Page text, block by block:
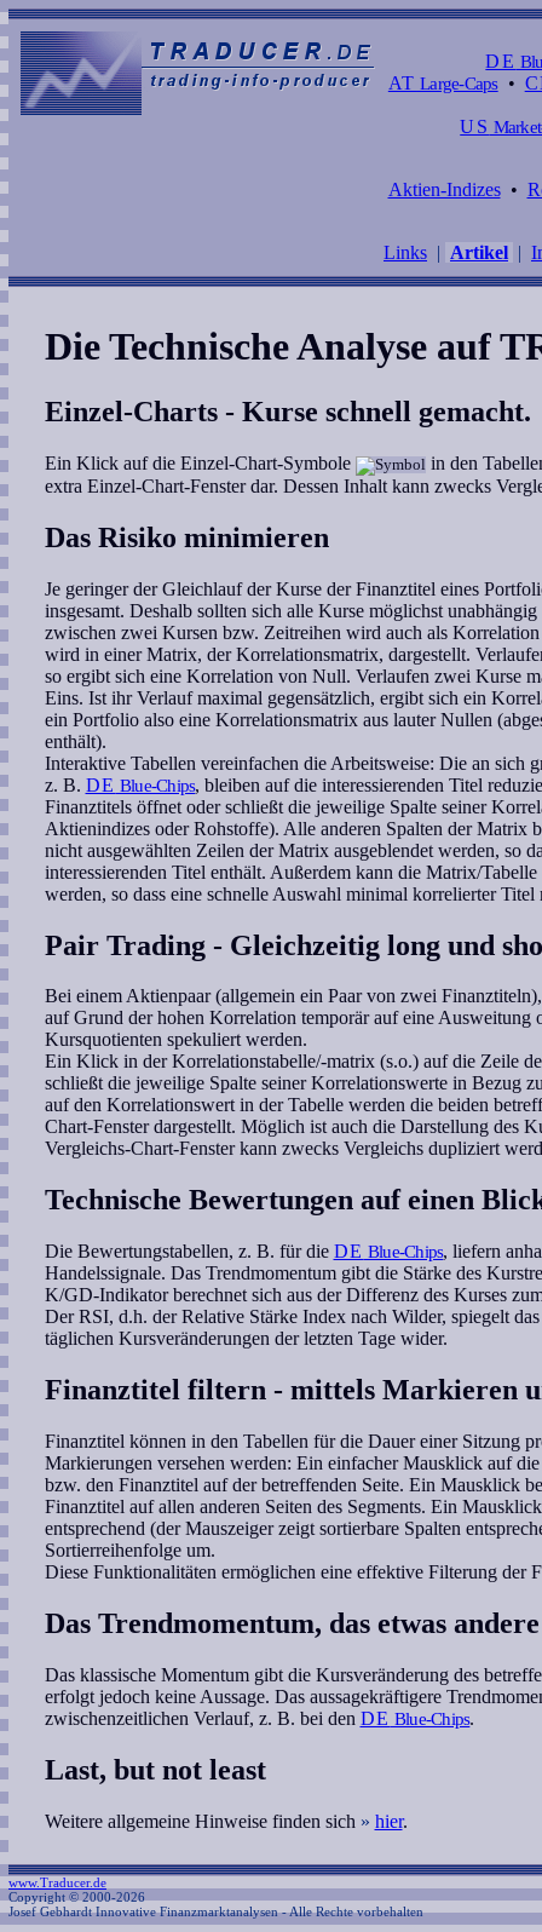
DE
AT Large-Caps•
US
Aktien-Indizes•
Links | Artikel |
Die Technische Analyse auf
Einzel-Charts - Kurse schnell gemacht.
Ein Klick auf die Einzel-Chart-Symbole
in den
extra Einzel-Chart-Fenster dar. Dessen Inhalt kann zwecks
Das Risiko minimieren
Je geringer der Gleichlauf der Kurse der Finanztitel eines
insgesamt. Deshalb sollten sich alle Kurse möglichst
zwischen zwei Kursen bzw. Zeitreihen wird auch als
wird in einer Matrix, der Korrelationsmatrix, dargestellt.
so ergibt sich eine Korrelation von Null. Verlaufen zwei Kurse
Eins. Ist ihr Verlauf maximal gegensätzlich, ergibt sich ein
ein Portfolio also eine Korrelationsmatrix aus lauter Nullen
enthält).
Interaktive Tabellen vereinfachen die Arbeitsweise: Die an sich
z. B. DE Blue-Chips, bleiben auf die interessierenden Titel
Finanztitels öffnet oder schließt die jeweilige Spalte seiner
Aktienindizes oder Rohstoffe). Alle anderen Spalten der Matrix
nicht ausgewählten Zeilen der Matrix ausgeblendet werden, so
interessierenden Titel enthält. Außerdem kann die Matrix/
werden, so dass eine schnelle Auswahl minimal korrelierter Titel
Pair Trading - Gleichzeitig long und
Bei einem Aktienpaar (allgemein ein Paar von zwei
auf Grund der hohen Korrelation temporär auf eine Ausweitung
Kursquotienten spekuliert werden.
Ein Klick in der Korrelationstabelle/-matrix (s.o.) auf die Zeile
schließt die jeweilige Spalte seiner Korrelationswerte in Bezug
auf den Korrelationswert in der Tabelle werden die beiden
Chart-Fenster dargestellt. Möglich ist auch die Darstellung des
Vergleichs-Chart-Fenster kann zwecks Vergleichs dupliziert
Technische Bewertungen auf einen
Die Bewertungstabellen, z. B. für die DE Blue-Chips, liefern
Handelssignale. Das Trendmomentum gibt die Stärke des
K/GD-Indikator berechnet sich aus der Differenz des Kurses
Der RSI, d.h. der Relative Stärke Index nach Wilder, spiegelt
täglichen Kursveränderungen der letzten Tage wider.
Finanztitel filtern - mittels Markieren
Finanztitel können in den Tabellen für die Dauer einer Sitzung
Markierungen versehen werden: Ein einfacher Mausklick auf
bzw. den Finanztitel auf der betreffenden Seite. Ein Mausklick
Finanztitel auf allen anderen Seiten des Segments. Ein
entsprechend (der Mauszeiger zeigt sortierbare Spalten
Sortierreihenfolge um.
Diese Funktionalitäten ermöglichen eine effektive Filterung der
Das Trendmomentum, das etwas
Das klassische Momentum gibt die Kursveränderung des
erfolgt jedoch keine Aussage. Das aussagekräftigere
zwischenzeitlichen Verlauf, z. B. bei den DE Blue-Chips.
Last, but not least
Weitere allgemeine Hinweise finden sich » hier.
www.Traducer.de
Copyright © 2000-2026
Josef Gebhardt Innovative Finanzmarktanalysen - Alle Rechte vorbehalten